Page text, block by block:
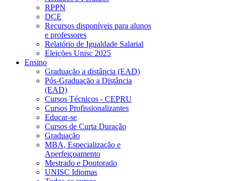
RPPN
DCE
Recursos disponíveis para alunos
e professores
Relatório de Igualdade Salarial
Eleições Unisc 2025
Ensino
Graduação a distância (EAD)
Pós-Graduação a Distância
(EAD)
Cursos Técnicos - CEPRU
Cursos Profissionalizantes
Educar-se
Cursos de Curta Duração
Graduação
MBA, Especialização e
Aperfeiçoamento
Mestrado e Doutorado
UNISC Idiomas